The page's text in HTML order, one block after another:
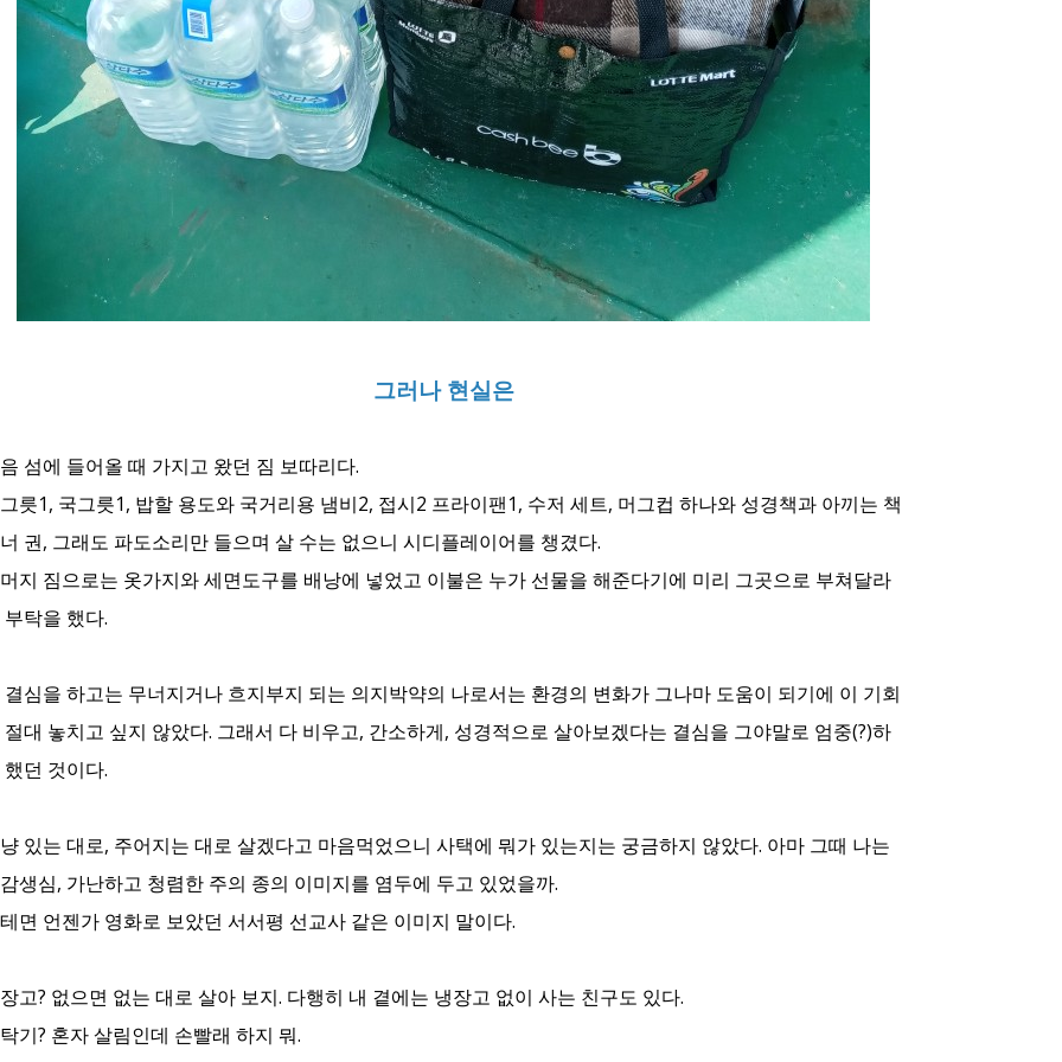
그러나 현실은
섬에 들어올 때 가지고 왔던 짐 보따리다.
릇1, 국그릇1, 밥할 용도와 국거리용 냄비2, 접시2 프라이팬1, 수저 세트, 머그컵 하나와 성경책과 아끼는 책
권, 그래도 파도소리만 들으며 살 수는 없으니 시디플레이어를 챙겼다.
지 짐으로는 옷가지와 세면도구를 배낭에 넣었고 이불은 누가 선물을 해준다기에 미리 그곳으로 부쳐달라
탁을 했다.
결심을 하고는 무너지거나 흐지부지 되는 의지박약의 나로서는 환경의 변화가 그나마 도움이 되기에 이 기회
절대 놓치고 싶지 않았다. 그래서 다 비우고, 간소하게, 성경적으로 살아보겠다는 결심을 그야말로 엄중(?)하
던 것이다.
있는 대로, 주어지는 대로 살겠다고 마음먹었으니 사택에 뭐가 있는지는 궁금하지 않았다. 아마 그때 나는
생심, 가난하고 청렴한 주의 종의 이미지를 염두에 두고 있었을까.
면 언젠가 영화로 보았던 서서평 선교사 같은 이미지 말이다.
고? 없으면 없는 대로 살아 보지. 다행히 내 곁에는 냉장고 없이 사는 친구도 있다.
기? 혼자 살림인데 손빨래 하지 뭐.